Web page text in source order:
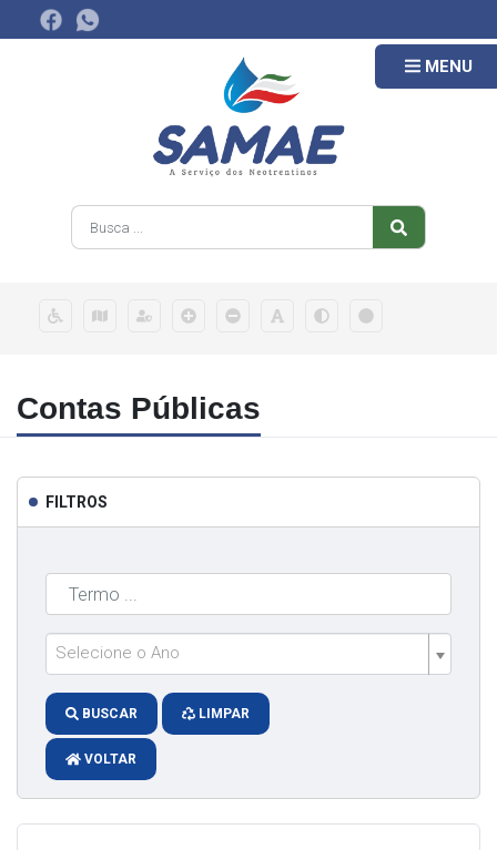
MENU
Contas Públicas
FILTROS
Selecione o Ano
BUSCAR LIMPAR
VOLTAR